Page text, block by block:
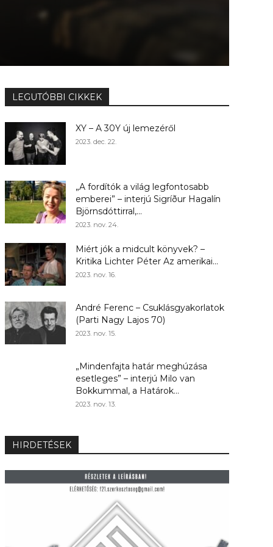
LEGUTÓBBI CIKKEK
XY – A 30Y új lemezéről
2023. dec. 22.
„A fordítók a világ legfontosabb
emberei” – interjú Sigríður Hagalín
Björnsdóttirral,...
2023. nov. 24.
Miért jók a midcult könyvek? –
Kritika Lichter Péter Az amerikai...
2023. nov. 16.
André Ferenc – Csuklásgyakorlatok
(Parti Nagy Lajos 70)
2023. nov. 15.
„Mindenfajta határ meghúzása
esetleges” – interjú Milo van
Bokkummal, a Határok...
2023. nov. 13.
HIRDETÉSEK